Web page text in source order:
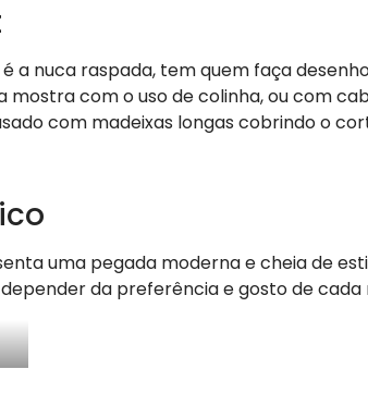
nuca raspada, tem quem faça
com o uso de colinha, ou com
com madeixas longas cobrindo o
uma pegada moderna e cheia de
da preferência e gosto de cada